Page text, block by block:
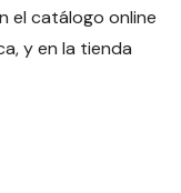
el catálogo online
y en la tienda